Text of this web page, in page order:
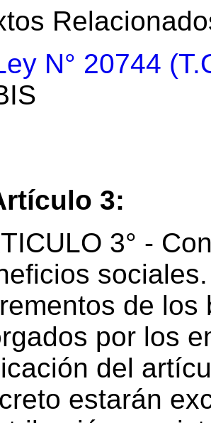
N° 20744
3:
3° -
de los
por los
del
estarán